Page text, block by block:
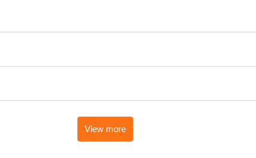
View more